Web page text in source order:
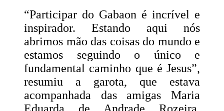
“Participar do Gabaon é incrível e
inspirador. Estando aqui nós
abrimos mão das coisas do mundo e
estamos seguindo o único e
fundamental caminho que é Jesus”,
resumiu a garota, que estava
acompanhada das amigas Maria
Eduarda de Andrade Rozeira,